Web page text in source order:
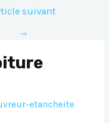
suivant
→
etancheite